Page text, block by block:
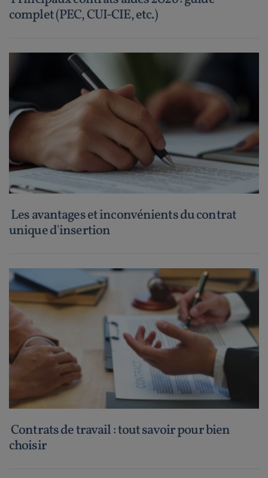
complet (PEC, CUI-CIE, etc.)
Les avantages et inconvénients du contrat
unique d'insertion
Contrats de travail : tout savoir pour bien
choisir